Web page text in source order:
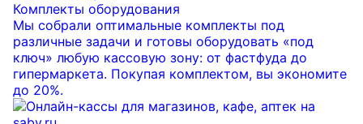
Комплекты оборудования
Мы собрали оптимальные комплекты под
различные задачи и готовы оборудовать «под
ключ» любую кассовую зону: от фастфуда до
гипермаркета. Покупая комплектом, вы экономите
до 20%.